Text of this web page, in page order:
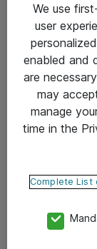
eShop Info
Takuu- ja
Yleiset
Ota yhteyttä
We use
user
enabled and
are
may
manage
time in the
Complete List